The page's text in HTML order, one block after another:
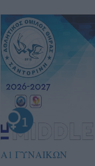
Α1 ΓΥΝΑΙΚΩΝ